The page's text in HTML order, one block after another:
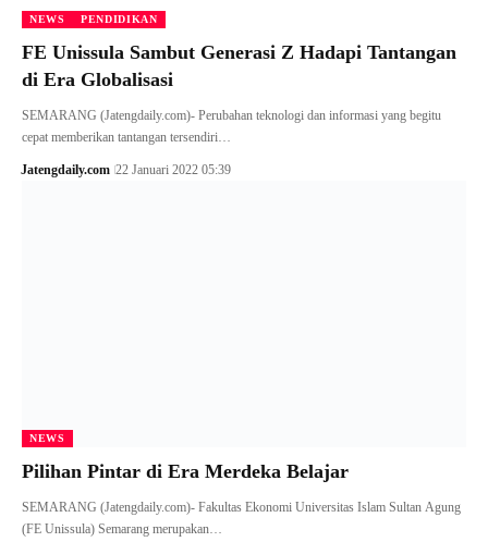
NEWS PENDIDIKAN
FE Unissula Sambut Generasi Z Hadapi Tantangan
di Era Globalisasi
SEMARANG (Jatengdaily.com)- Perubahan teknologi dan informasi yang begitu
cepat memberikan tantangan tersendiri…
Jatengdaily.com 22 Januari 2022 05:39
NEWS
Pilihan Pintar di Era Merdeka Belajar
SEMARANG (Jatengdaily.com)- Fakultas Ekonomi Universitas Islam Sultan Agung
(FE Unissula) Semarang merupakan…